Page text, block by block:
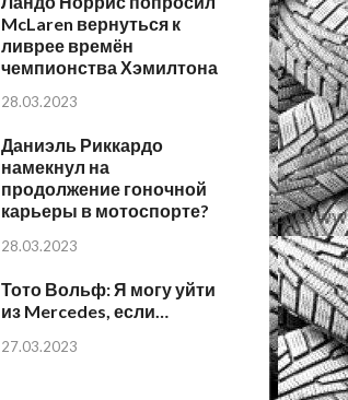
McLaren вернуться к
ливрее времён
чемпионства Хэмилтона
28.03.2023
Даниэль Риккардо
намекнул на
продолжение гоночной
карьеры в мотоспорте?
28.03.2023
Тото Вольф: Я могу уйти
из Mercedes, если…
27.03.2023